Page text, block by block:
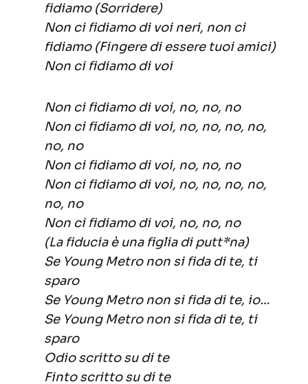
fidiamo (Sorridere)
Non ci fidiamo di voi neri, non ci
fidiamo (Fingere di essere tuoi amici)
Non ci fidiamo di voi
Non ci fidiamo di voi, no, no, no
Non ci fidiamo di voi, no, no, no, no,
no, no
Non ci fidiamo di voi, no, no, no
Non ci fidiamo di voi, no, no, no, no,
no, no
Non ci fidiamo di voi, no, no, no
(La fiducia è una figlia di putt*na)
Se Young Metro non si fida di te, ti
sparo
Se Young Metro non si fida di te, io…
Se Young Metro non si fida di te, ti
sparo
Odio scritto su di te
Finto scritto su di te